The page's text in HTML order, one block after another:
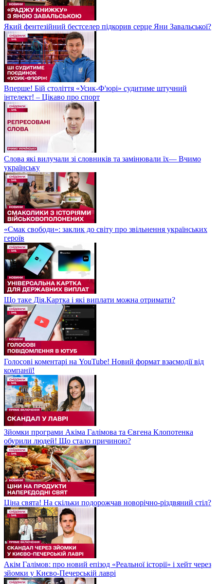
Який фентезійний бестселер підкорив серце Яни Завальської?
Вперше! Бій століття «Усик-Ф'юрі» судитиме штучний
інтелект! – Цікаво про спорт
Слова які вилучали зі словників та замінювали їх— Вчимо
українську
«Смак свободи»: заклик до світу про звільнення українських
героїв
Що таке Дія.Картка і які виплати можна отримати?
Голосові коментарі на YouTube! Новий формат взаємодії від
компанії!
Зйомки програми Акіма Галімова та Євгена Клопотенка
обурили людей! Що стало причиною?
Ціна свята! На скільки подорожчав новорічно-різдвяний стіл?
Акім Галімов: про новий епізод «Реальної історії» і хейт через
зйомки у Києво-Печерській лаврі